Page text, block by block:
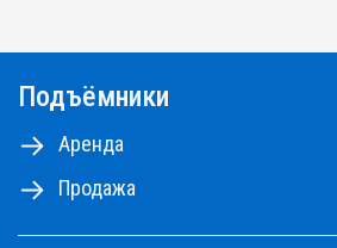
Подъёмники
Аренда
Продажа